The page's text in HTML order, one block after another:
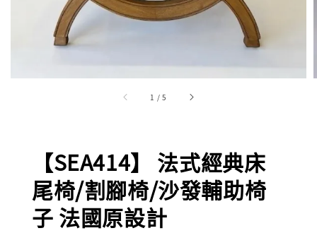
1 /5
【SEA414】 法式經典床
尾椅/割腳椅/沙發輔助椅
子 法國原設計